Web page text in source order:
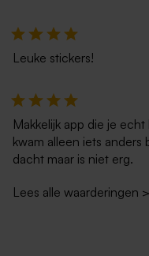
Leuke stickers!
Makkelijk app die je
kwam alleen iets anders
dacht maar is niet erg.
Lees alle waarderingen >